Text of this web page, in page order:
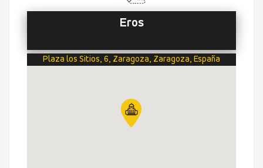
Eros
Plaza los Sitios, 6, Zaragoza, Zaragoza, España